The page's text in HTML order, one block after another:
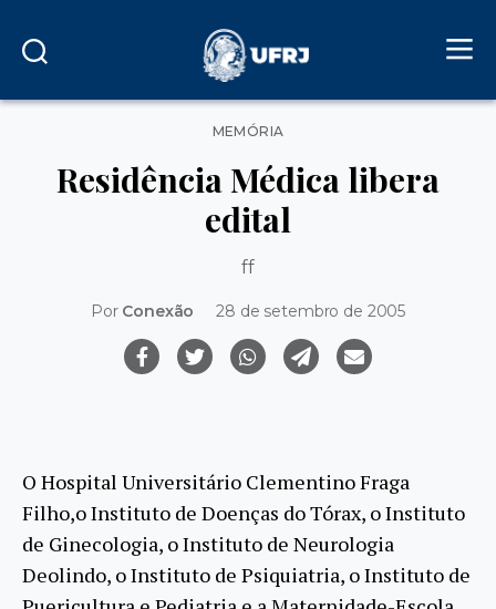
Categorias
MEMÓRIA
Residência Médica libera
edital
ff
Por Conexão 28 de setembro de 2005
O Hospital Universitário Clementino Fraga
Filho,o Instituto de Doenças do Tórax, o Instituto
de Ginecologia, o Instituto de Neurologia
Deolindo, o Instituto de Psiquiatria, o Instituto de